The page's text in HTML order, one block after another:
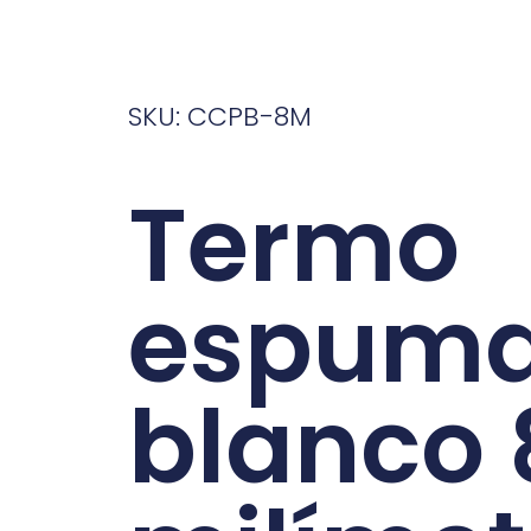
SKU: CCPB-8M
Termo
blanco